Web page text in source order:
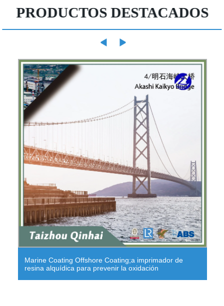
PRODUCTOS DESTACADOS
Marine Coating Offshore Coating;a imprimador de
resina alquídica para prevenir la oxidación